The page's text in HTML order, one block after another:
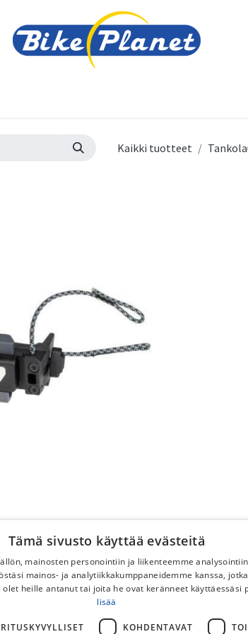
Kaikki tuotteet
Tämä sivusto käyttää evästeitä
mainosten personointiin ja liikenteemme
mainos- ja analytiikkakumppaneidemme kanssa,
heille antanut tai joita he ovat keränneet käyttäessäsi
lisää
KOHDENTAVAT